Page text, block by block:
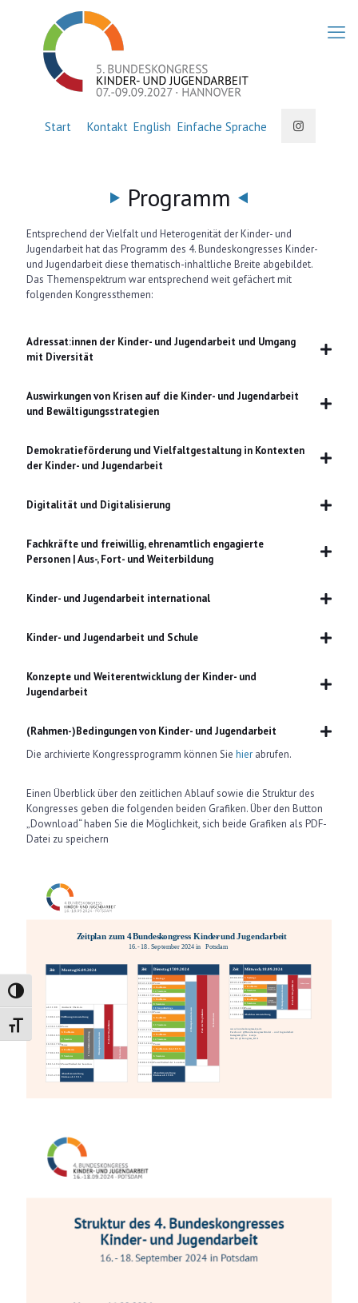
Umschalten auf hohe Kontraste
Schrift vergrößern
Start Kontakt English Einfache Sprache
Programm
Entsprechend der Vielfalt und Heterogenität der Kinder- und
Jugendarbeit hat das Programm des 4. Bundeskongresses Kinder-
und Jugendarbeit diese thematisch-inhaltliche Breite abgebildet.
Das Themenspektrum war entsprechend weit gefächert mit
folgenden Kongressthemen:
Adressat:innen der Kinder- und Jugendarbeit und Umgang
mit Diversität
Auswirkungen von Krisen auf die Kinder- und Jugendarbeit
und Bewältigungsstrategien
Demokratieförderung und Vielfaltgestaltung in Kontexten
der Kinder- und Jugendarbeit
Digitalität und Digitalisierung
Fachkräfte und freiwillig, ehrenamtlich engagierte
Personen | Aus-, Fort- und Weiterbildung
Kinder- und Jugendarbeit international
Kinder- und Jugendarbeit und Schule
Konzepte und Weiterentwicklung der Kinder- und
Jugendarbeit
(Rahmen-)Bedingungen von Kinder- und Jugendarbeit
Die archivierte Kongressprogramm können Sie hier abrufen.
Einen Überblick über den zeitlichen Ablauf sowie die Struktur des
Kongresses geben die folgenden beiden Grafiken. Über den Button
„Download“ haben Sie die Möglichkeit, sich beide Grafiken als PDF-
Datei zu speichern